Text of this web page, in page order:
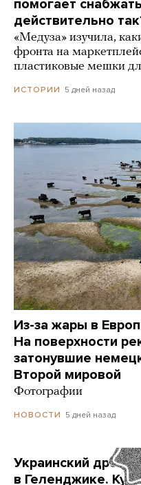
помогает
действительно
«Медуза» изучила,
фронта на
пластиковые мешки
ИСТОРИИ 5 дней назад
Из-за жары в
На поверхности
затонувшие
Второй мировой
Фотографии
НОВОСТИ 5 дней назад
Украинский дрон
в Геленджике.